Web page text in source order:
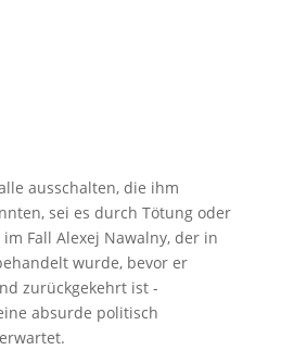
ausschalten, die ihm
sei es durch Tötung oder
Fall Alexej Nawalny, der in
wurde, bevor er
zurückgekehrt ist -
absurde politisch